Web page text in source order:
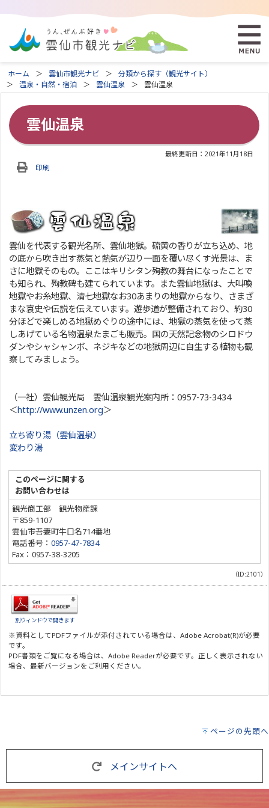
ホーム 雲仙市観光ナビ
分類から探す（観光サイト）
温泉・自然・宿泊
雲仙温泉 雲仙温泉
雲仙温泉
最終更新日：2021年11月18日
印刷
雲仙を代表する観光名所、雲仙地獄。硫黄の香りが立ち込め、地
の底から吹き出す蒸気と熱気が辺り一面を覆い尽くす光景は、ま
さに地獄そのもの。ここはキリシタン殉教の舞台になったことで
も知られ、殉教碑も建てられています。また雲仙地獄は、大叫喚
地獄やお糸地獄、清七地獄なお30あまりの地獄からなり、さまざ
まな哀史や伝説を伝えています。遊歩道が整備されており、約30
分ほどで楽しめる地獄めぐりの途中には、地獄の蒸気を使って蒸
しあげている名物温泉たまごも販売。国の天然記念物のシロドウ
ダンやシャシャンボ、ネジキなどの地獄周辺に自生する植物も観
察してみましょう。
（一社）雲仙観光局 雲仙温泉観光案内所：0957-73-3434
＜http://www.unzen.org＞
立ち寄り湯（雲仙温泉）
変わり湯
このページに関する
お問い合わせは
観光商工部 観光物産課
〒859-1107
雲仙市吾妻町牛口名714番地
電話番号：0957-47-7834
Fax：0957-38-3205
（ID:2101）
別ウィンドウで開きます
※資料としてPDFファイルが添付されている場合は、Adobe Acrobat(R)が必要
です。
PDF書類をご覧になる場合は、Adobe Readerが必要です。正しく表示されない
場合、最新バージョンをご利用ください。
ページの先頭へ
メインサイトへ